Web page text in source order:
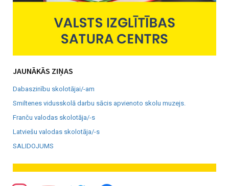
JAUNĀKĀS ZIŅAS
Dabaszinību skolotājai/-am
Smiltenes vidusskolā darbu sācis apvienoto skolu muzejs.
Franču valodas skolotāja/-s
Latviešu valodas skolotāja/-s
SALIDOJUMS